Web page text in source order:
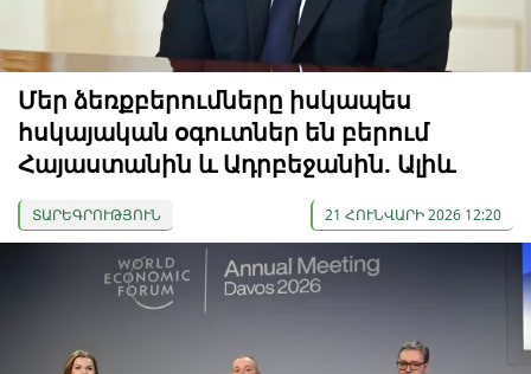
Մեր ձեռքբերումները իսկապես
հսկայական օգուտներ են բերում
Հայաստանին և Ադրբեջանին. Ալիև
ՏԱՐԵԳՐՈՒԹՅՈՒՆ 21 ՀՈՒՆՎԱՐԻ 2026 12:20